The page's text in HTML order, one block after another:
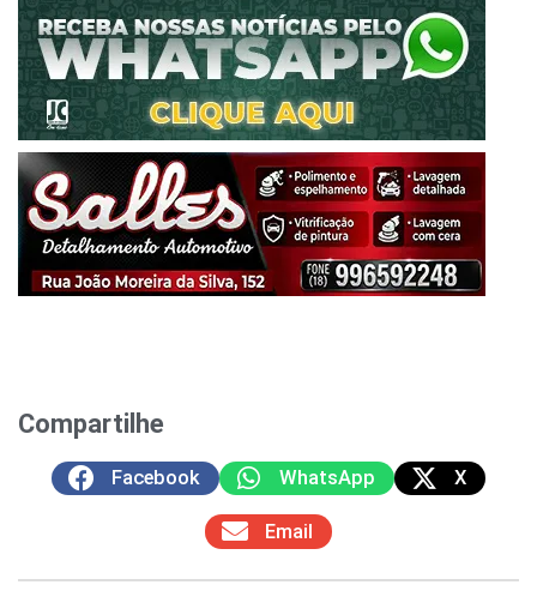
Compartilhe
Facebook WhatsApp X
Email